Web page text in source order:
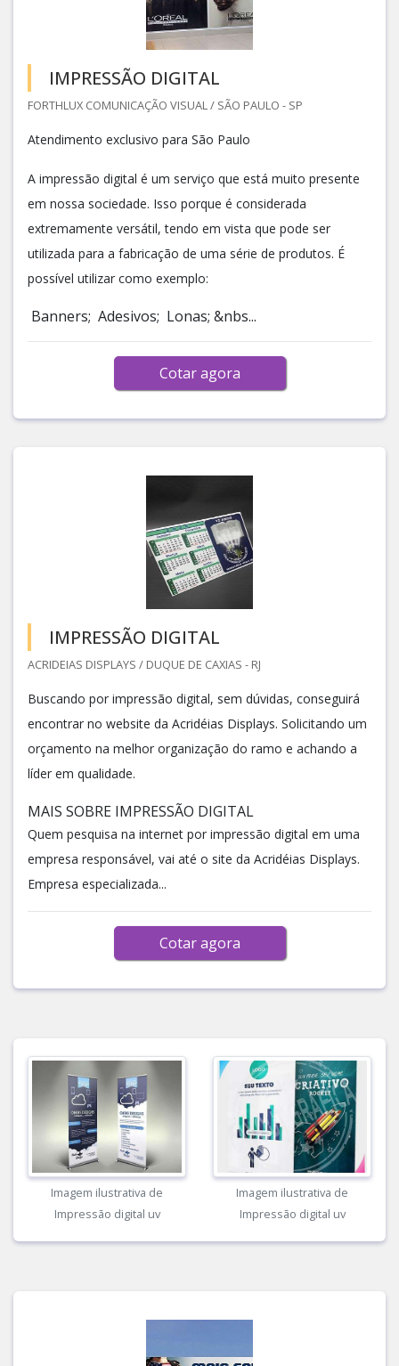
IMPRESSÃO DIGITAL
FORTHLUX COMUNICAÇÃO VISUAL / SÃO PAULO - SP
Atendimento exclusivo para São Paulo
A impressão digital é um serviço que está muito presente
em nossa sociedade. Isso porque é considerada
extremamente versátil, tendo em vista que pode ser
utilizada para a fabricação de uma série de produtos. É
possível utilizar como exemplo:
Banners; Adesivos; Lonas; &nbs...
Cotar agora
IMPRESSÃO DIGITAL
ACRIDEIAS DISPLAYS / DUQUE DE CAXIAS - RJ
Buscando por impressão digital, sem dúvidas, conseguirá
encontrar no website da Acridéias Displays. Solicitando um
orçamento na melhor organização do ramo e achando a
líder em qualidade.
MAIS SOBRE IMPRESSÃO DIGITAL
Quem pesquisa na internet por impressão digital em uma
empresa responsável, vai até o site da Acridéias Displays.
Empresa especializada...
Cotar agora
Imagem ilustrativa de
Impressão digital uv
Imagem ilustrativa de
Impressão digital uv